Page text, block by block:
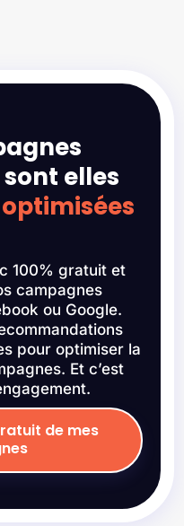
elles
100% gratuit et
campagnes
ou Google.
pour optimiser la
Et c’est
de mes